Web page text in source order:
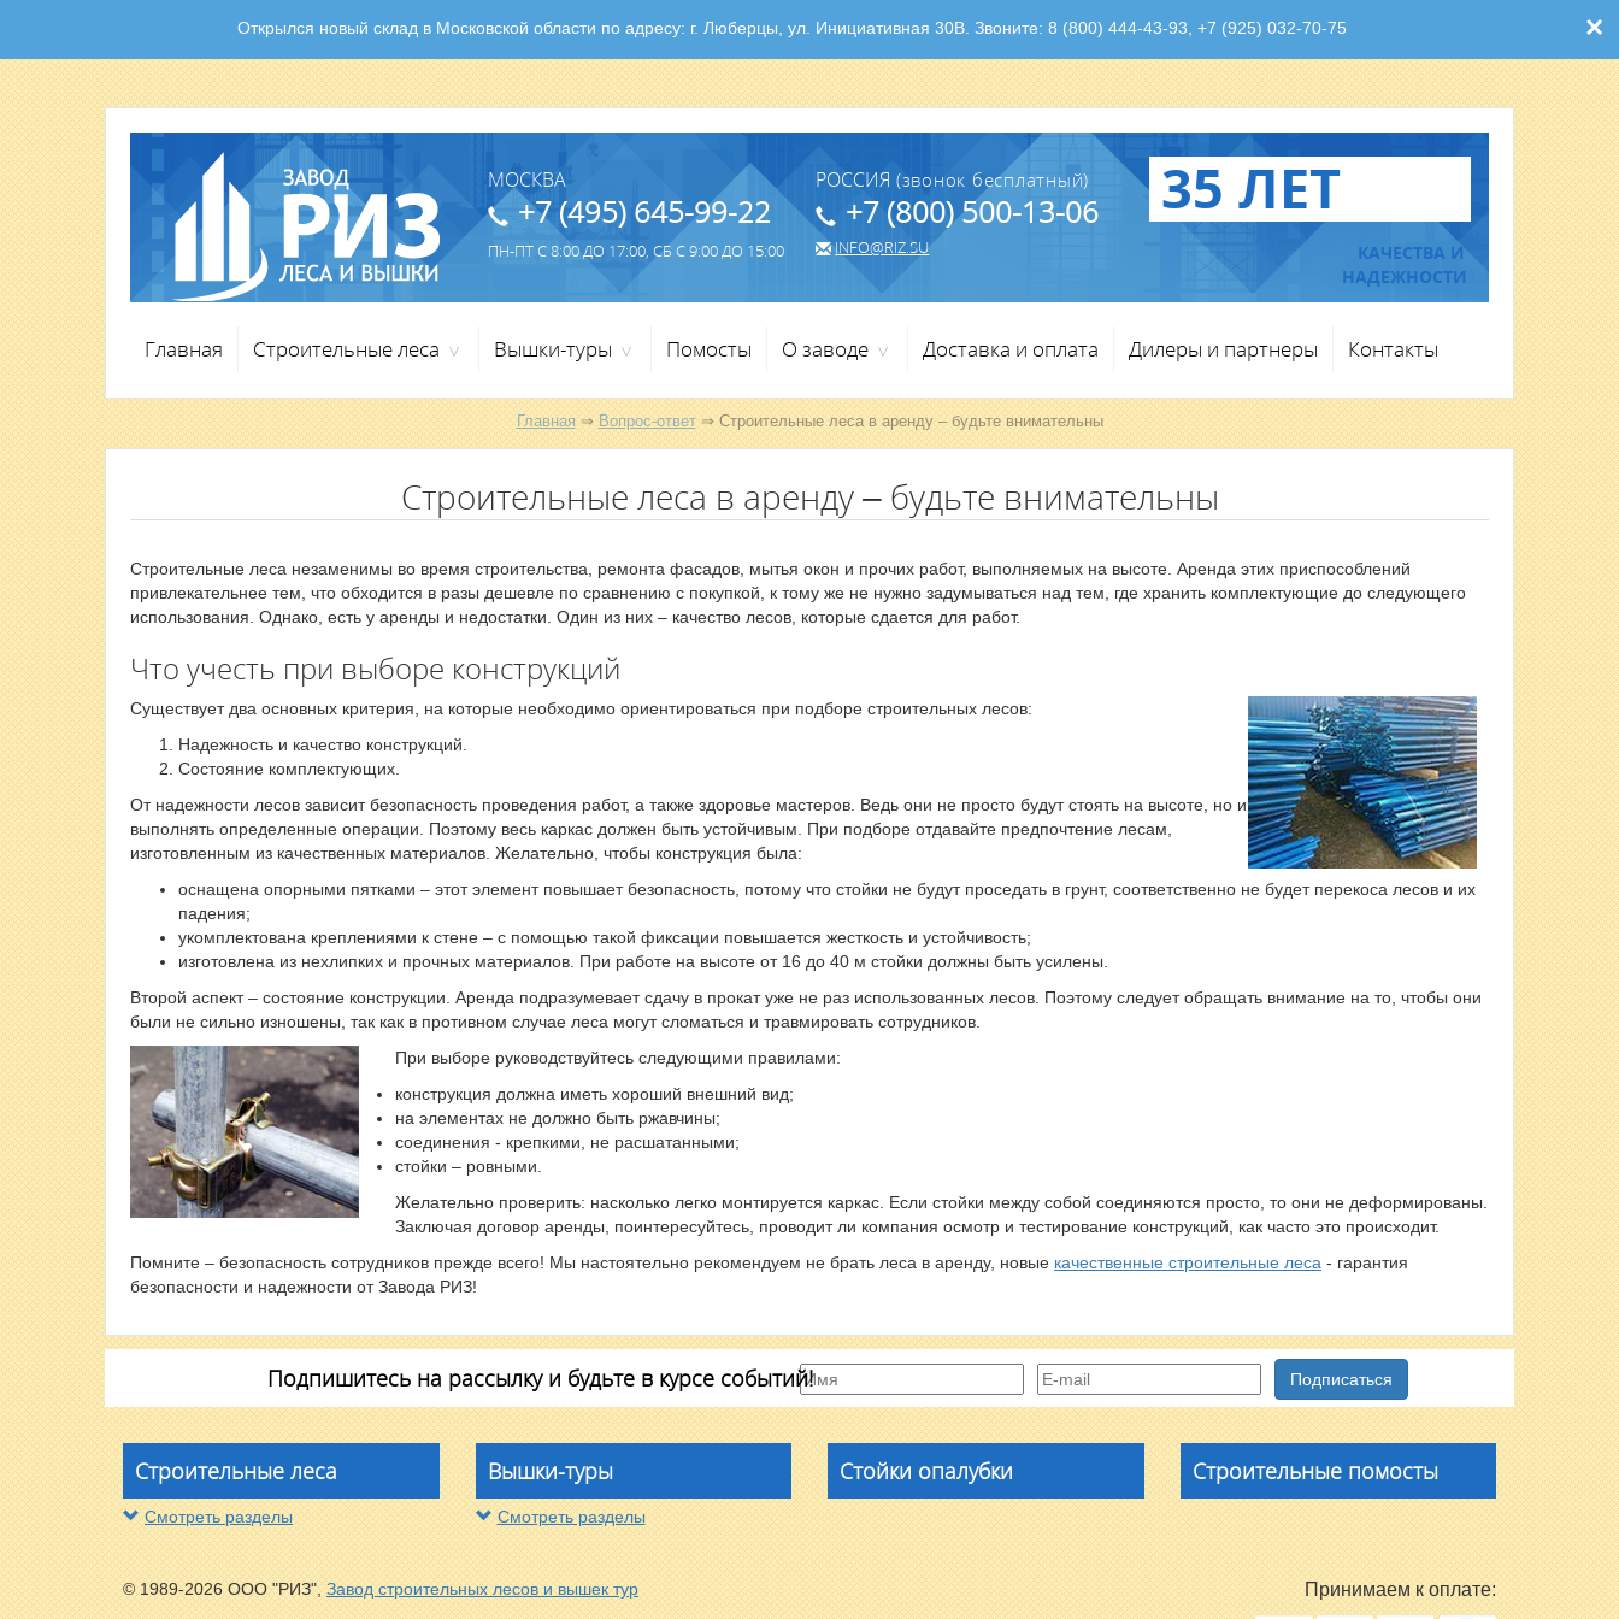
×
Открылся новый склад в Московской области по адресу: г. Люберцы, ул. Инициативная 30В. Звоните: 8 (800) 444-43-93, +7 (925) 032-70-75
35 ЛЕТ
КАЧЕСТВА И
НАДЕЖНОСТИ
МОСКВА
+7 (495) 645-99-22
ПН-ПТ С 8:00 ДО 17:00, СБ С 9:00 ДО 15:00
РОССИЯ (звонок бесплатный)
+7 (800) 500-13-06
INFO@RIZ.SU
Главная >
Строительные леса >
Вышки-туры Помосты >
О заводе Доставка и оплата Дилеры и партнеры Контакты
Главная⇒ Вопрос-ответ⇒ Строительные леса в аренду – будьте внимательны
Строительные леса в аренду – будьте внимательны
Строительные леса незаменимы во время строительства, ремонта фасадов, мытья окон и прочих работ, выполняемых на высоте. Аренда этих приспособлений
привлекательнее тем, что обходится в разы дешевле по сравнению с покупкой, к тому же не нужно задумываться над тем, где хранить комплектующие до следующего
использования. Однако, есть у аренды и недостатки. Один из них – качество лесов, которые сдается для работ.
Что учесть при выборе конструкций
Существует два основных критерия, на которые необходимо ориентироваться при подборе строительных лесов:
Надежность и качество конструкций.
Состояние комплектующих.
От надежности лесов зависит безопасность проведения работ, а также здоровье мастеров. Ведь они не просто будут стоять на высоте, но и
выполнять определенные операции. Поэтому весь каркас должен быть устойчивым. При подборе отдавайте предпочтение лесам,
изготовленным из качественных материалов. Желательно, чтобы конструкция была:
оснащена опорными пятками – этот элемент повышает безопасность, потому что стойки не будут проседать в грунт, соответственно не будет перекоса лесов и их
падения;
укомплектована креплениями к стене – с помощью такой фиксации повышается жесткость и устойчивость;
изготовлена из нехлипких и прочных материалов. При работе на высоте от 16 до 40 м стойки должны быть усилены.
Второй аспект – состояние конструкции. Аренда подразумевает сдачу в прокат уже не раз использованных лесов. Поэтому следует обращать внимание на то, чтобы они
были не сильно изношены, так как в противном случае леса могут сломаться и травмировать сотрудников.
При выборе руководствуйтесь следующими правилами:
конструкция должна иметь хороший внешний вид;
на элементах не должно быть ржавчины;
соединения - крепкими, не расшатанными;
стойки – ровными.
Желательно проверить: насколько легко монтируется каркас. Если стойки между собой соединяются просто, то они не деформированы.
Заключая договор аренды, поинтересуйтесь, проводит ли компания осмотр и тестирование конструкций, как часто это происходит.
Помните – безопасность сотрудников прежде всего! Мы настоятельно рекомендуем не брать леса в аренду, новые качественные строительные леса - гарантия
безопасности и надежности от Завода РИЗ!
Подпишитесь на рассылку и будьте в курсе событий!
Строительные леса
Смотреть разделы
Вышки-туры
Смотреть разделы
Стойки опалубки Строительные помосты
© 1989-2026 ООО "РИЗ", Завод строительных лесов и вышек тур
Принимаем к оплате: